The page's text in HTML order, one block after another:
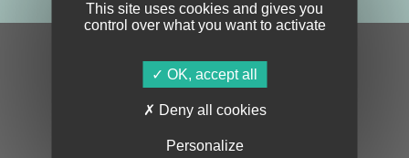
S'ABONNER À LA NEWSLETTER
This site uses cookies and gives you
control over what you want to activate
OK, accept all
Deny all cookies
Personalize